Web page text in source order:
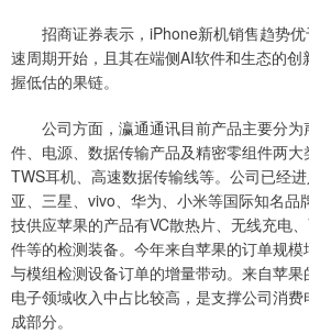
招商证券表示，iPhone新机销售趋势优
速周期开始，且其在端侧AI软件和生态的
握低估的果链。
公司方面，瀛通通讯目前产品主要分为
件、电源、数据传输产品及精密零组件两
TWS耳机、高速数据传输线等。公司已经
亚、三星、vivo、华为、小米等国际知名品
技供应苹果的产品有VC散热片、无线充电
件等的检测装备。今年来自苹果的订单规
与模组检测设备订单的增量带动。来自苹
电子领域收入中占比较高，是支撑公司消
成部分。